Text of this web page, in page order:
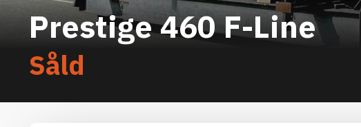
Prestige 460 F-Line
Såld